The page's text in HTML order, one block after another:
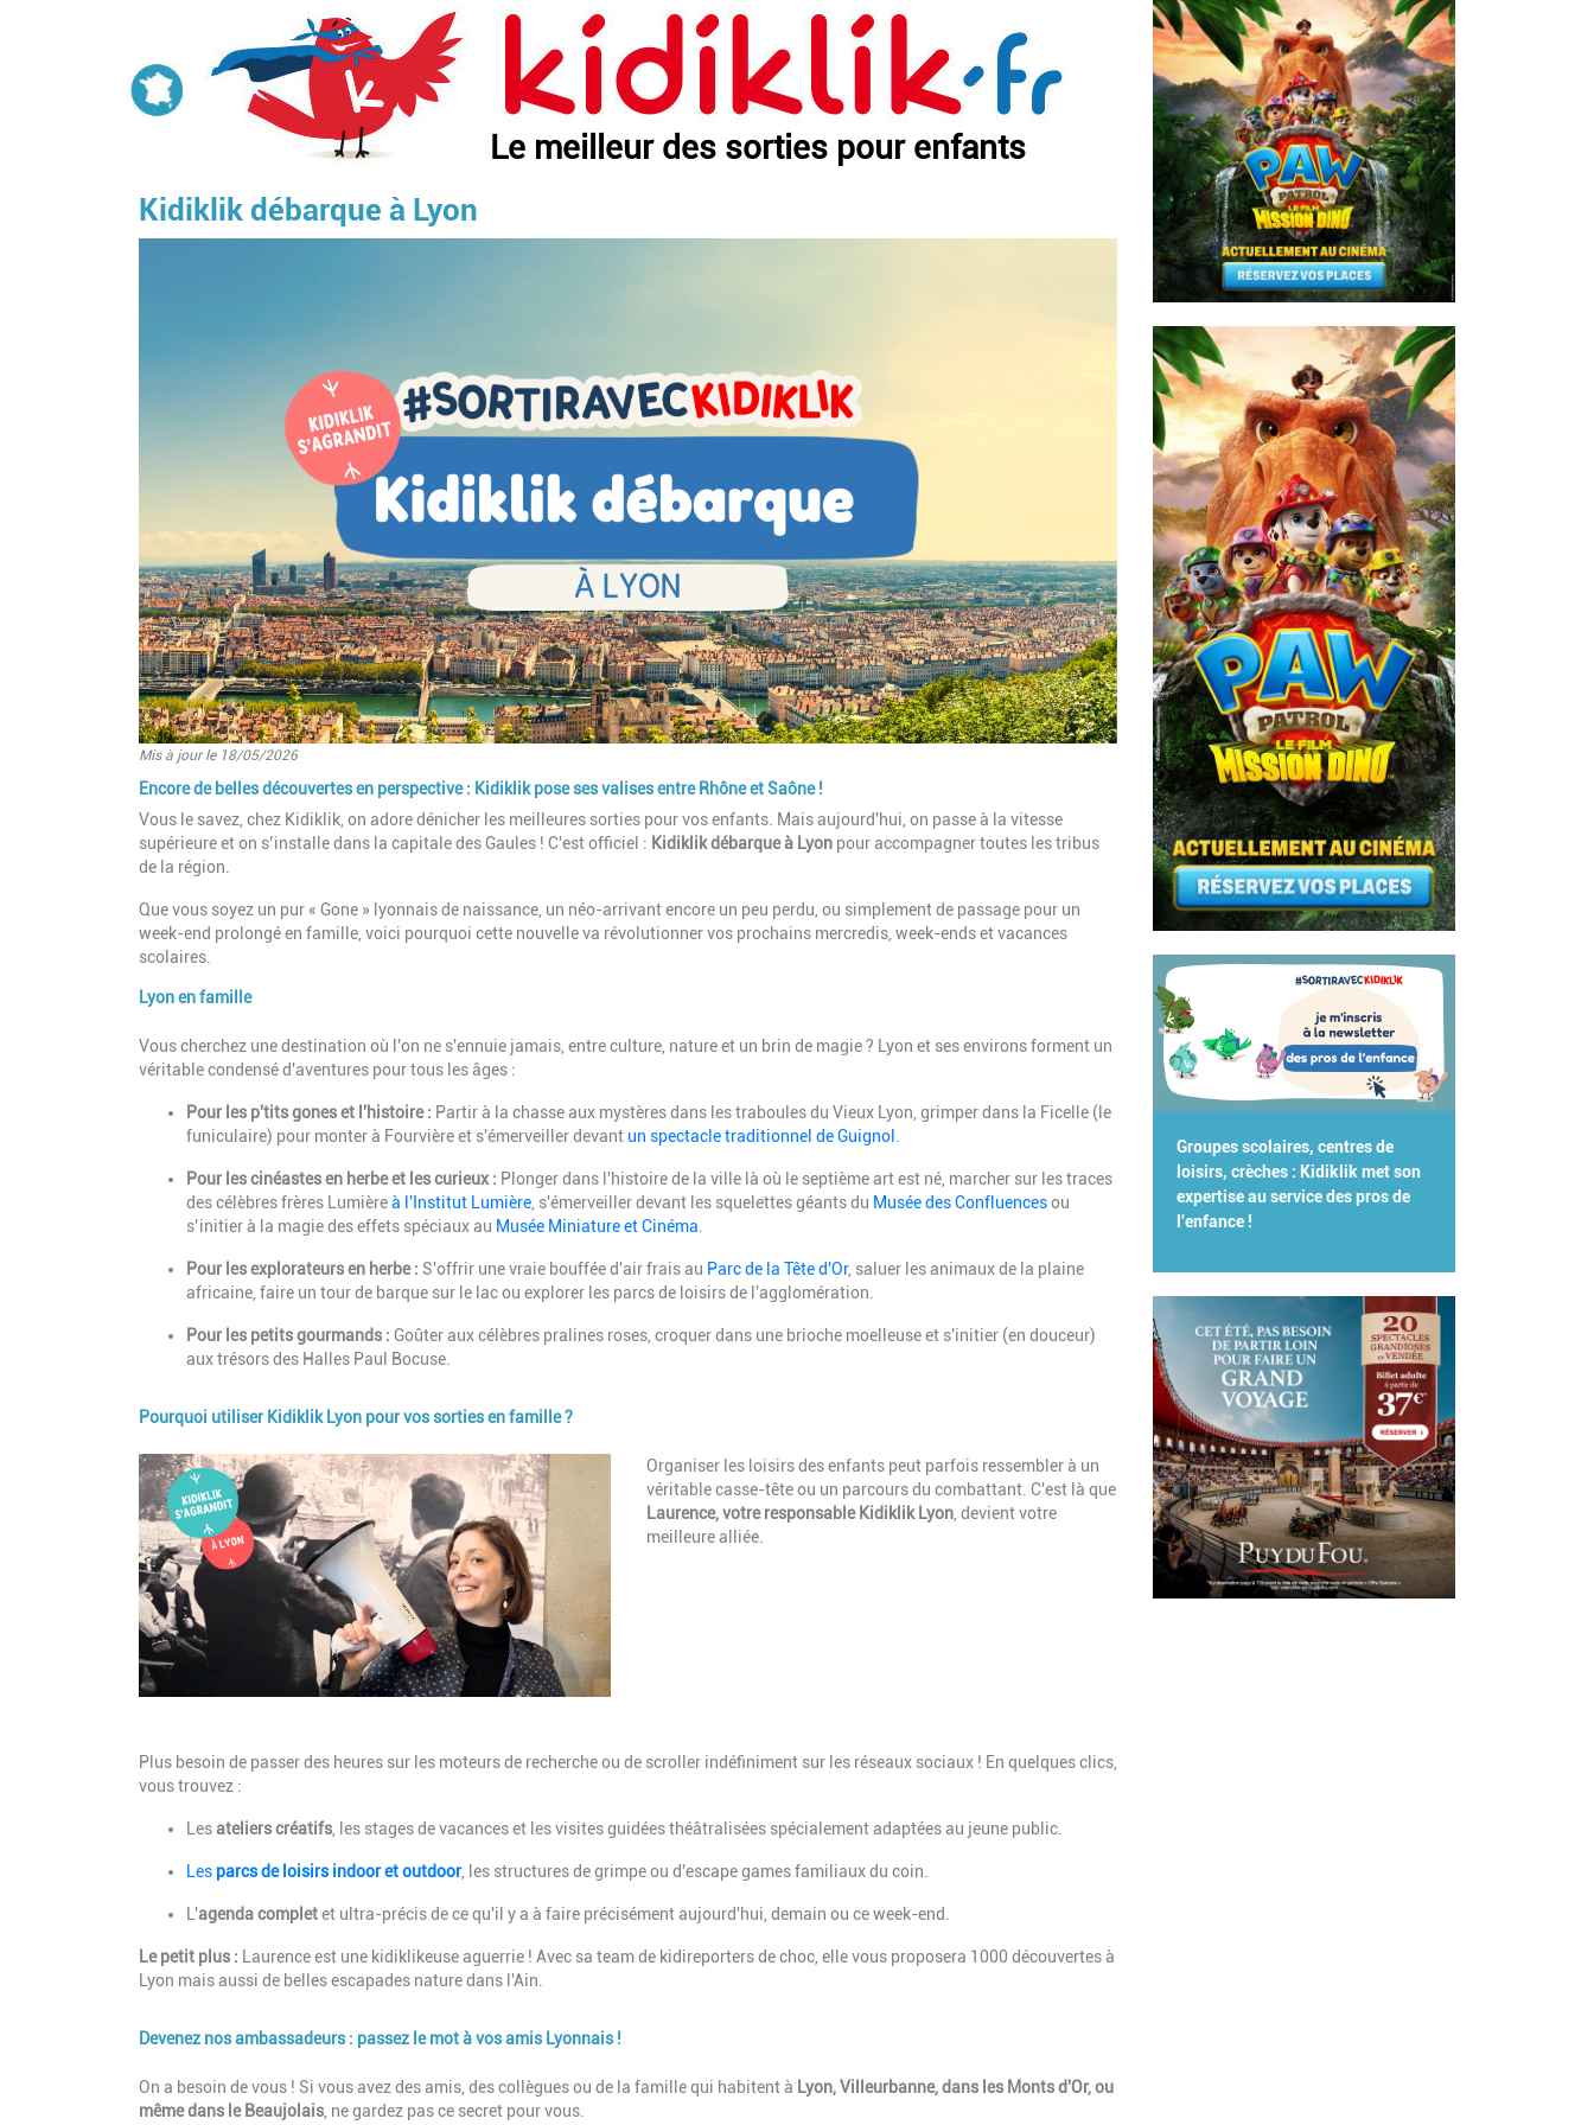
Le meilleur des sorties pour enfants
Kidiklik débarque à Lyon
Mis à jour le 18/05/2026
Introduction
Encore de belles découvertes en perspective : Kidiklik pose ses valises entre Rhône et Saône !
Vous le savez, chez Kidiklik, on adore dénicher les meilleures sorties pour vos enfants. Mais aujourd'hui, on passe à la vitesse
supérieure et on s’installe dans la capitale des Gaules ! C'est officiel : Kidiklik débarque à Lyon pour accompagner toutes les tribus
de la région.
Que vous soyez un pur « Gone » lyonnais de naissance, un néo-arrivant encore un peu perdu, ou simplement de passage pour un
week-end prolongé en famille, voici pourquoi cette nouvelle va révolutionner vos prochains mercredis, week-ends et vacances
scolaires.
Paragraphes
Lyon en famille
Description
Vous cherchez une destination où l'on ne s'ennuie jamais, entre culture, nature et un brin de magie ? Lyon et ses environs forment un
véritable condensé d'aventures pour tous les âges :
Pour les p'tits gones et l'histoire : Partir à la chasse aux mystères dans les traboules du Vieux Lyon, grimper dans la Ficelle (le
funiculaire) pour monter à Fourvière et s'émerveiller devant un spectacle traditionnel de Guignol
Pour les cinéastes en herbe et les curieux : Plonger dans l'histoire de la ville là où le septième art est né, marcher sur les traces
des célèbres frères Lumièreà l'Institut Lumière , s'émerveiller devant les squelettes géants du Musée des Confluencesou
s’initier à la magie des effets spéciaux au Musée Miniature et Cinéma
Pour les explorateurs en herbe : S'offrir une vraie bouffée d'air frais au Parc de la Tête d'Or, saluer les animaux de la plaine
africaine, faire un tour de barque sur le lac ou explorer les parcs de loisirs de l'agglomération.
Pour les petits gourmands : Goûter aux célèbres pralines roses, croquer dans une brioche moelleuse et s'initier (en douceur)
aux trésors des Halles Paul Bocuse.
Pourquoi utiliser Kidiklik Lyon pour vos sorties en famille ?
Image Description
Organiser les loisirs des enfants peut parfois ressembler à un
véritable casse-tête ou un parcours du combattant. C'est là que
Laurence, votre responsable Kidiklik Lyon, devient votre
meilleure alliée.
Description
Plus besoin de passer des heures sur les moteurs de recherche ou de scroller indéfiniment sur les réseaux sociaux ! En quelques clics,
vous trouvez :
Lesateliers créatifs , les stages de vacances et les visites guidées théâtralisées spécialement adaptées au jeune public.
Les parcs de loisirs indoor et outdoor, les structures de grimpe ou d'escape games familiaux du coin.
L'agenda completet ultra-précis de ce qu'il y a à faire précisément aujourd'hui, demain ou ce week-end.
Le petit plus : Laurence est une kidiklikeuse aguerrie ! Avec sa team de kidireporters de choc, elle vous proposera 1000 découvertes à
Lyon mais aussi de belles escapades nature dans l'Ain.
Devenez nos ambassadeurs : passez le mot à vos amis Lyonnais !
Description
On a besoin de vous ! Si vous avez des amis, des collègues ou de la famille qui habitent à Lyon, Villeurbanne, dans les Monts d'Or, ou
même dans le Beaujolais , ne gardez pas ce secret pour vous.
Groupes scolaires, centres de
loisirs, crèches : Kidiklik met son
expertise au service des pros de
l'enfance !